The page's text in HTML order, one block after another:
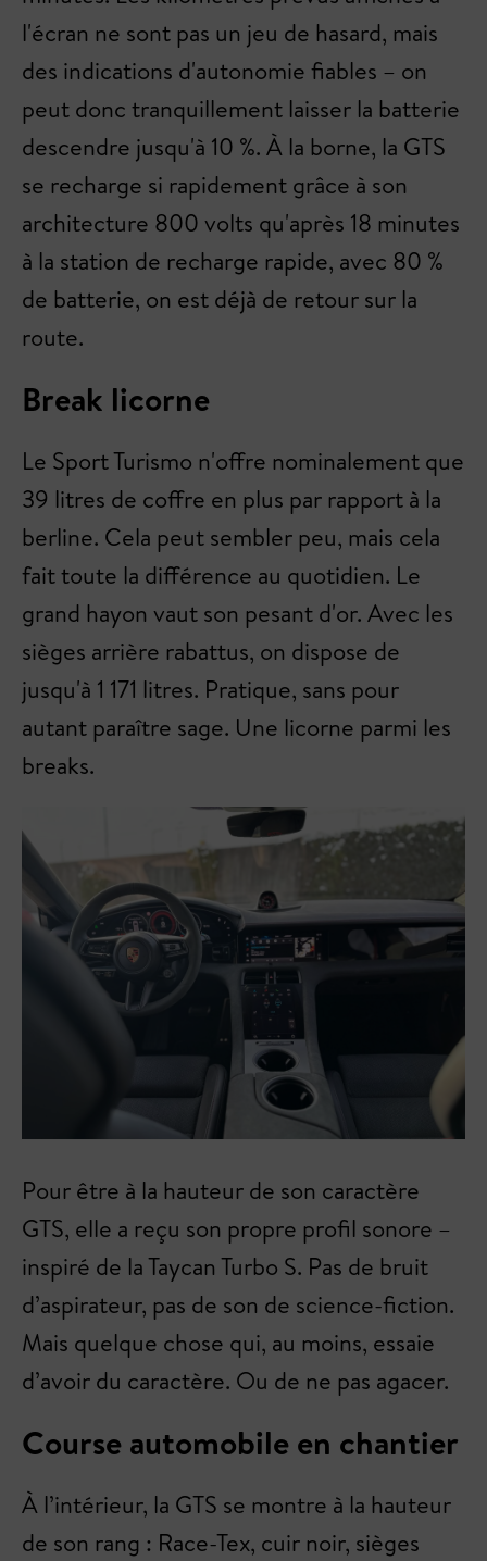
l'écran ne sont pas un jeu de hasard, mais
des indications d'autonomie fiables – on
peut donc tranquillement laisser la batterie
descendre jusqu'à 10 %. À la borne, la GTS
se recharge si rapidement grâce à son
architecture 800 volts qu'après 18 minutes
à la station de recharge rapide, avec 80 %
de batterie, on est déjà de retour sur la
route.
Break licorne
Le Sport Turismo n'offre nominalement que
39 litres de coffre en plus par rapport à la
berline. Cela peut sembler peu, mais cela
fait toute la différence au quotidien. Le
grand hayon vaut son pesant d'or. Avec les
sièges arrière rabattus, on dispose de
jusqu'à 1 171 litres. Pratique, sans pour
autant paraître sage. Une licorne parmi les
breaks.
Pour être à la hauteur de son caractère
GTS, elle a reçu son propre profil sonore –
inspiré de la Taycan Turbo S. Pas de bruit
d’aspirateur, pas de son de science-fiction.
Mais quelque chose qui, au moins, essaie
d’avoir du caractère. Ou de ne pas agacer.
Course automobile en chantier
À l’intérieur, la GTS se montre à la hauteur
de son rang : Race-Tex, cuir noir, sièges